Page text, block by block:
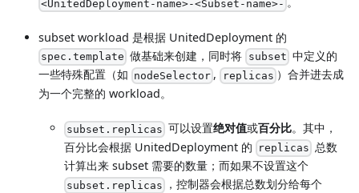
<UnitedDeployment-name>-<Subset-name>-
subset workload 是根据 UnitedDeployment 的
spec.template 做基础来创建，同时将 subset 中定义的
一些特殊配置（如 nodeSelector , replicas ）合并进去成
为一个完整的 workload。
subset.replicas 可以设置绝对值或百分比。其中，
百分比会根据 UnitedDeployment 的
replicas 总数
计算出来 subset 需要的数量；而如果不设置这个
subset.replicas
，控制器会根据总数划分给每个